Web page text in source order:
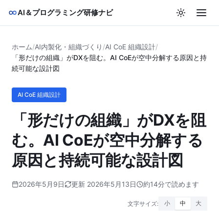
AI＆プログラミング研修ナビ
ホーム/AI内製化・組織づくり /AI CoE 組織設計/
「形だけの組織」がDXを阻む。AI CoEが空中分解する原因と持
続可能な設計図
AI CoE 組織設計
「形だけの組織」がDXを阻
む。AI CoEが空中分解する
原因と持続可能な設計図
2026年5月9日 更新 2026年5月13日 約14分で読めます
文字サイズ: 小 中 大